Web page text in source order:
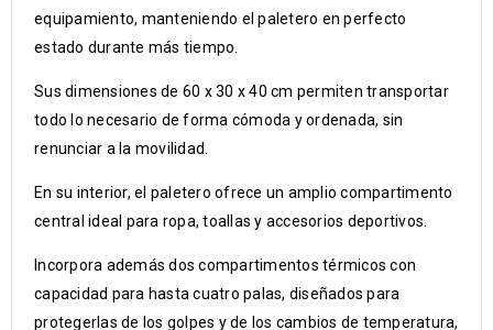
equipamiento, manteniendo el paletero en perfecto
estado durante más tiempo.
Sus dimensiones de 60 x 30 x 40 cm permiten transportar
todo lo necesario de forma cómoda y ordenada, sin
renunciar a la movilidad.
En su interior, el paletero ofrece un amplio compartimento
central ideal para ropa, toallas y accesorios deportivos.
Incorpora además dos compartimentos térmicos con
capacidad para hasta cuatro palas, diseñados para
protegerlas de los golpes y de los cambios de temperatura,